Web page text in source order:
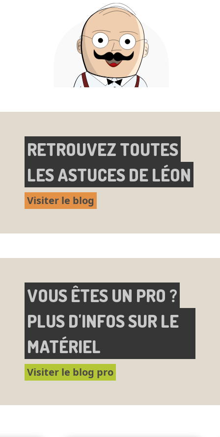
RETROUVEZ TOUTES
LES ASTUCES DE LÉON
Visiter le blog
VOUS ÊTES UN PRO ?
PLUS D'INFOS SUR LE
MATÉRIEL
Visiter le blog pro